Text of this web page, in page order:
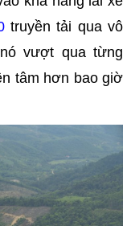
truyền tải qua vô
vượt qua từng
tâm hơn bao giờ